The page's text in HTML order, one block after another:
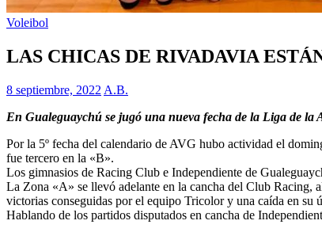
Voleibol
LAS CHICAS DE RIVADAVIA
8 septiembre, 2022 A.B.
En Gualeguaychú se jugó una nueva fecha de la Liga de la
Por la 5º fecha del calendario de AVG hubo actividad el
fue tercero en la «B».
Los gimnasios de Racing Club e Independiente de
La Zona «A» se llevó adelante en la cancha del Club Racing,
victorias conseguidas por el equipo Tricolor y una caída en su
Hablando de los partidos disputados en cancha de